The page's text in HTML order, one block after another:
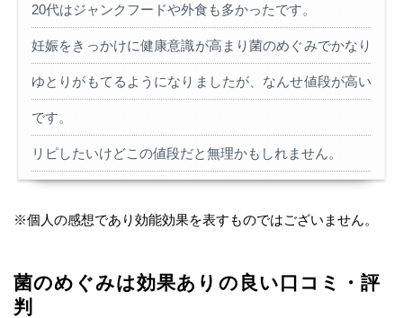
20代はジャンクフードや外食も多かったです。
妊娠をきっかけに健康意識が高まり菌のめぐみでかなり
ゆとりがもてるようになりましたが、なんせ値段が高い
です。
リピしたいけどこの値段だと無理かもしれません。
※個人の感想であり効能効果を表すものではございません。
菌のめぐみは効果ありの良い口コミ・評
判